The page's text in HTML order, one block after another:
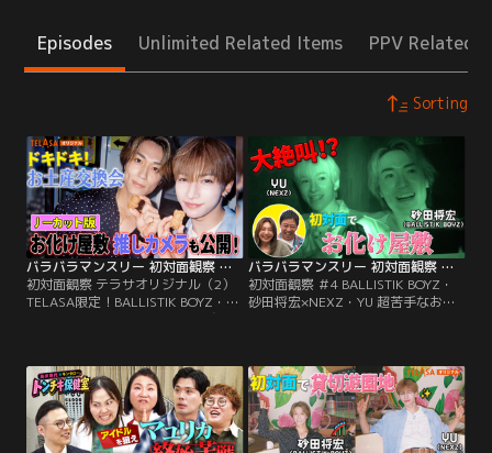
Episodes Unlimited Related Items PPV Related
Sorting
バラバラマンスリー 初対面観察 テラサオリジナル（2） TELASA限定！BALLISTIK BOYZ・砂田×NEXZ・YU ドキドキお土産交換会＆お化け屋敷推しカメラ！
初対面観察 テラサオリジナル（2）
TELASA限定！BALLISTIK BOYZ・砂
が、アイドルやアーティストの初対
面を覗き見しておしゃべりする観察
系リアリティーショー「初対面観
察」！
バラバラマンスリー 初対面観察 ＃4 BALLISTIK BOYZ・砂田将宏×NEXZ・YU 超苦手なお化け屋敷で大絶叫！
初対面観察 ＃4 BALLISTIK BOYZ・
砂田将宏×NEXZ・YU 超苦手なお化
しておしゃべりする「観察系リアリ
ティーショー」！今回は、
BALLISTIK BOYZ・砂田将宏
×NEXZ・YUが「貸し切りの遊園
地」で初対面する後編！